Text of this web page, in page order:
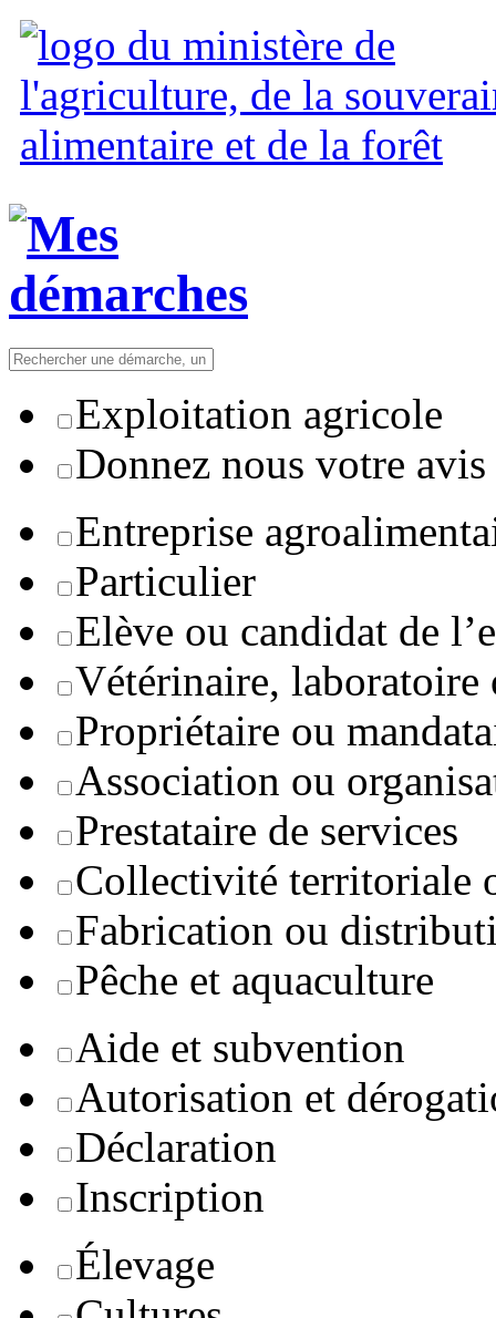
Exploitation agricole
Donnez nous votre avis
Entreprise
Particulier
Elève ou candidat de
Vétérinaire, laboratoire
Propriétaire ou
Association ou
Prestataire de services
Collectivité territoriale
Fabrication ou
Pêche et aquaculture
Aide et subvention
Autorisation et
Déclaration
Inscription
Élevage